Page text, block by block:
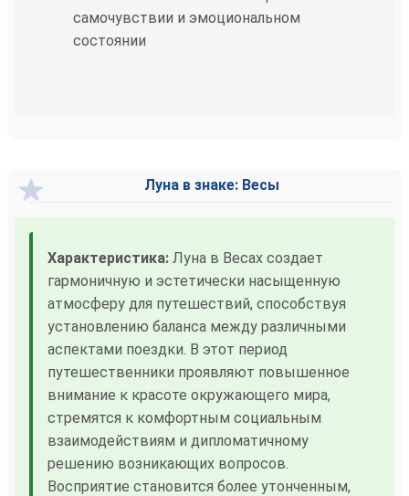
самочувствии и эмоциональном
состоянии
Луна в знаке: Весы
Характеристика: Луна в Весах создает
гармоничную и эстетически насыщенную
атмосферу для путешествий, способствуя
установлению баланса между различными
аспектами поездки. В этот период
путешественники проявляют повышенное
внимание к красоте окружающего мира,
стремятся к комфортным социальным
взаимодействиям и дипломатичному
решению возникающих вопросов.
Восприятие становится более утонченным,